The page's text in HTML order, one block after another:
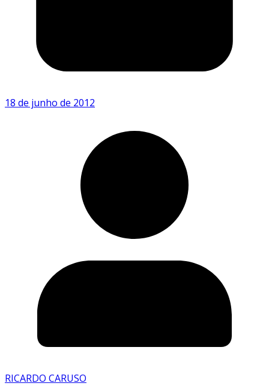
18 de junho de 2012
RICARDO CARUSO